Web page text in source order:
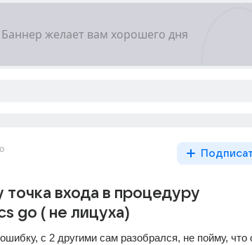
точка входа в процедуру
go ( не лицуха)
с 2 другими сам разобрался, не пойму, что